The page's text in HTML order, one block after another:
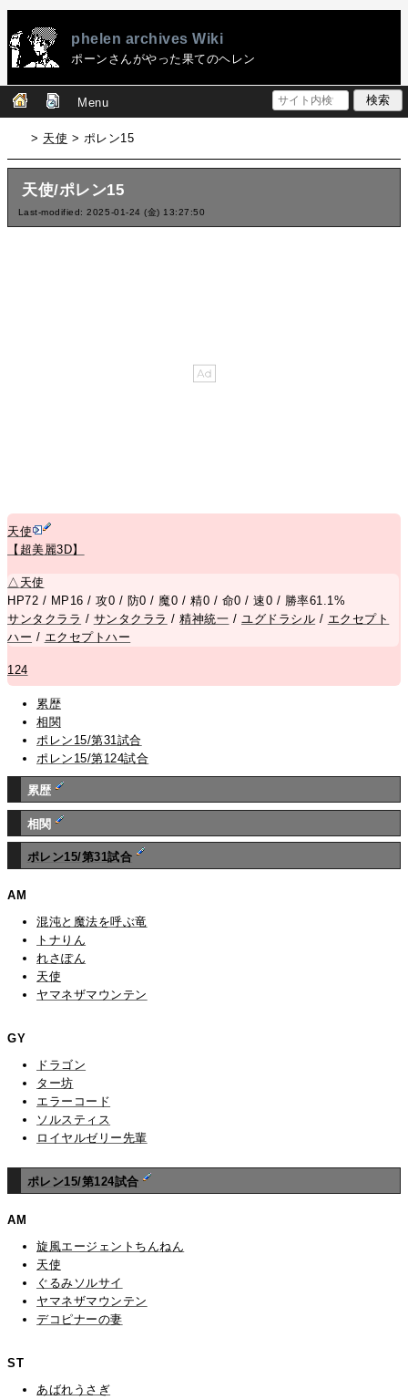
phelen archives Wiki
ポーンさんがやった果てのヘレン
Menu
> 天使 > ポレン15
天使/ポレン15
Last-modified: 2025-01-24 (金) 13:27:50
天使
【超美麗3D】
△ 天使
HP72 / MP16 / 攻0 / 防0 / 魔0 / 精0 / 命0 / 速0 / 勝率61.1%
サンタクララ / サンタクララ /精神統一 /ユグドラシル / エクセプト
ハー / エクセプトハー
124
累歴
相関
ポレン15/第31試合
ポレン15/第124試合
累歴
相関
ポレン15/第31試合
AM
混沌と魔法を呼ぶ竜
トナりん
れさぽん
天使
ヤマネザマウンテン
GY
ドラゴン
ター坊
エラーコード
ソルスティス
ロイヤルゼリー先輩
ポレン15/第124試合
AM
旋風エージェントちんねん
天使
ぐるみソルサイ
ヤマネザマウンテン
デコピナーの妻
ST
あばれうさぎ